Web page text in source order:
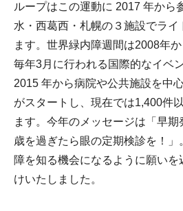
ループはこの運動に 2017 年から
水・西葛西・札幌の３施設でラ
ます。世界緑内障週間は2008年
毎年3月に行われる国際的なイベ
2015 年から病院や公共施設を中
がスタートし、現在では1,400件
ます。今年のメッセージは「早
歳を過ぎたら眼の定期検診を！
障を知る機会になるように願い
けいたしました。